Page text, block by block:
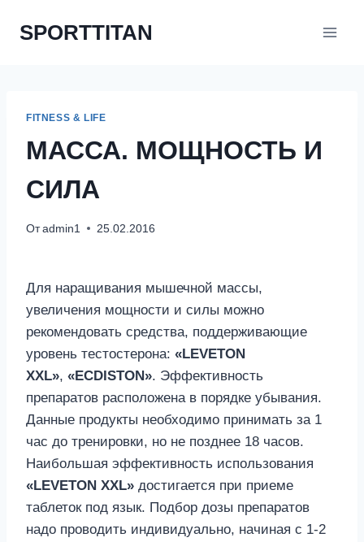
SPORTTITAN
FITNESS & LIFE
МАССА. МОЩНОСТЬ И
СИЛА
От admin1 25.02.2016
Для наращивания мышечной массы,
увеличения мощности и силы можно
рекомендовать средства, поддерживающие
уровень тестостерона: «LEVETON
XXL», «ECDISTON». Эффективность
препаратов расположена в порядке убывания.
Данные продукты необходимо принимать за 1
час до тренировки, но не позднее 18 часов.
Наибольшая эффективность использования
«LEVETON XXL» достигается при приеме
таблеток под язык. Подбор дозы препаратов
надо проводить индивидуально, начиная с 1-2